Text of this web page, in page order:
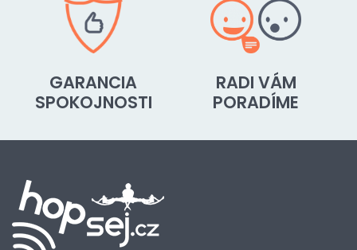
GARANCIA
SPOKOJNOSTI
RADI VÁM
PORADÍME